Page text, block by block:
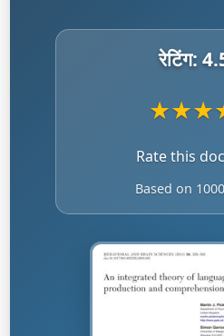
रेटिंग:
★★★
Rate this
Based on